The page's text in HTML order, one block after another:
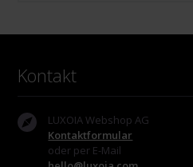
Kontakt
LUXOIA Webshop AG
Kontaktformular
oder per E-Mail